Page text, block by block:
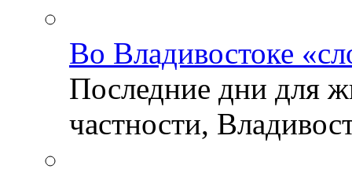
Во Владивостоке
Последние дни для
частности,